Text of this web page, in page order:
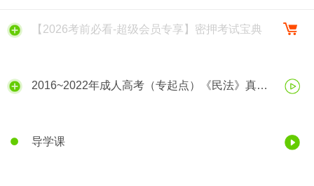
【2026考前必看-超级会员专享】密押考试宝典
2016~2022年成人高考（专起点）《民法》真题
导学课